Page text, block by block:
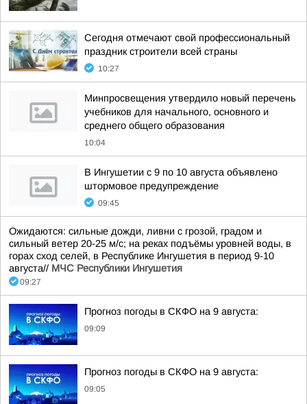
Сегодня отмечают свой профессиональный
праздник строители всей страны
10:27
Минпросвещения утвердило новый перечень
учебников для начального, основного и
среднего общего образования
10:04
В Ингушетии с 9 по 10 августа объявлено
штормовое предупреждение
09:45
Ожидаются: сильные дожди, ливни с грозой, градом и
сильный ветер 20-25 м/с; на реках подъёмы уровней воды, в
горах сход селей, в Республике Ингушетия в период 9-10
августа// МЧС Республики Ингушетия
09:27
Прогноз погоды в СКФО на 9 августа:
09:09
Прогноз погоды в СКФО на 9 августа:
09:05